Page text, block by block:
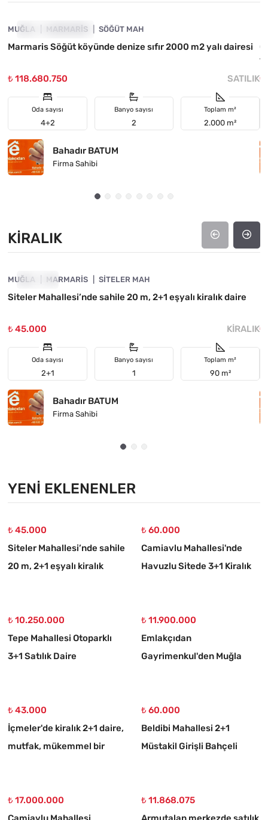
YATIRIMA UYGUN
MUĞLA MARMARIS SÖĞÜT MAH
Marmaris Söğüt köyünde denize sıfır 2000 m2 yalı dairesi
₺ 118.680.750 SATILIK
Oda sayısı
4+2
Banyo sayısı
2
Toplam m²
2.000 m²
Bahadır BATUM
Firma Sahibi
₺
KIRALIK
KIRALIK
MUĞLA MARMARIS SITELER MAH
Siteler Mahallesi’nde sahile 20 m, 2+1 eşyalı kiralık daire
₺ 45.000 KIRALIK
Oda sayısı
2+1
Banyo sayısı
1
Toplam m²
90 m²
Bahadır BATUM
Firma Sahibi
₺
YENI EKLENENLER
₺ 45.000
Siteler Mahallesi’nde sahile
20 m, 2+1 eşyalı kiralık
₺ 60.000
Camiavlu Mahallesi'nde
Havuzlu Sitede 3+1 Kiralık
₺ 10.250.000
Tepe Mahallesi Otoparklı
3+1 Satılık Daire
₺ 11.900.000
Emlakçıdan
Gayrimenkul'den Muğla
₺ 43.000
İçmeler'de kiralık 2+1 daire,
mutfak, mükemmel bir
₺ 60.000
Beldibi Mahallesi 2+1
Müstakil Girişli Bahçeli
₺ 17.000.000
₺ 11.868.075